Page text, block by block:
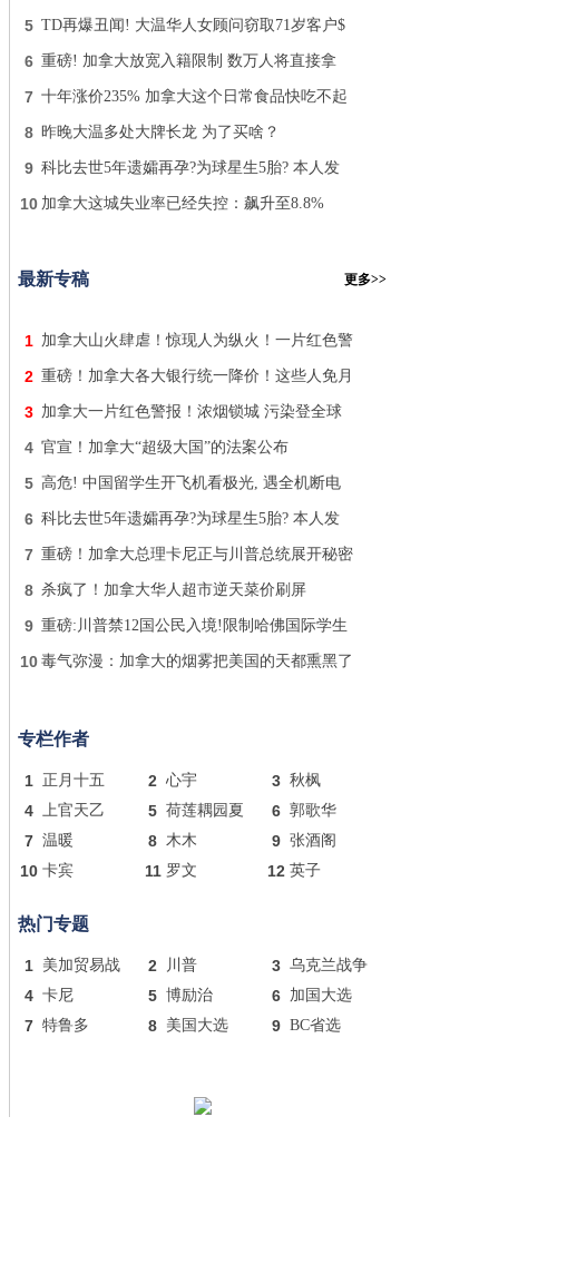
5 TD再爆丑闻! 大温华人女顾问窃取71岁客户$
6 重磅! 加拿大放宽入籍限制 数万人将直接拿
7 十年涨价235% 加拿大这个日常食品快吃不起
8 昨晚大温多处大牌长龙 为了买啥？
9 科比去世5年遗孀再孕?为球星生5胎? 本人发
10 加拿大这城失业率已经失控：飙升至8.8%
最新专稿 更多>>
1 加拿大山火肆虐！惊现人为纵火！一片红色警
2 重磅！加拿大各大银行统一降价！这些人免月
3 加拿大一片红色警报！浓烟锁城 污染登全球
4 官宣！加拿大“超级大国”的法案公布
5 高危! 中国留学生开飞机看极光, 遇全机断电
6 科比去世5年遗孀再孕?为球星生5胎? 本人发
7 重磅！加拿大总理卡尼正与川普总统展开秘密
8 杀疯了！加拿大华人超市逆天菜价刷屏
9 重磅:川普禁12国公民入境!限制哈佛国际学生
10 毒气弥漫：加拿大的烟雾把美国的天都熏黑了
专栏作者
1 正月十五 2 心宇 3 秋枫
4 上官天乙 5 荷莲耦园夏 6 郭歌华
7 温暖 8 木木 9 张酒阁
10 卡宾 11 罗文 12 英子
热门专题
1 美加贸易战 2 川普 3 乌克兰战争
4 卡尼 5 博励治 6 加国大选
7 特鲁多 8 美国大选 9 BC省选